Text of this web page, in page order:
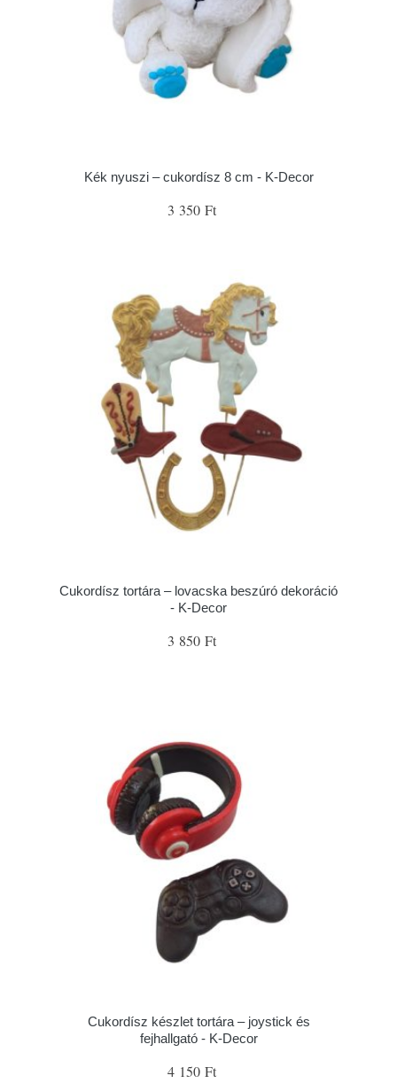
Kék nyuszi – cukordísz 8 cm - K-Decor
3 350 Ft
Cukordísz tortára – lovacska beszúró dekoráció
- K-Decor
3 850 Ft
Cukordísz készlet tortára – joystick és
fejhallgató - K-Decor
4 150 Ft